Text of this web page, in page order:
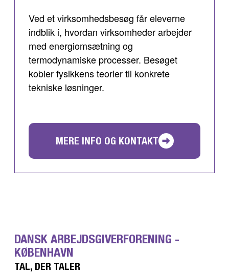
Ved et virksomhedsbesøg får eleverne
indblik i, hvordan virksomheder arbejder
med energiomsætning og
termodynamiske processer. Besøget
kobler fysikkens teorier til konkrete
tekniske løsninger.
MERE INFO OG KONTAKT
DANSK ARBEJDSGIVERFORENING -
KØBENHAVN
TAL, DER TALER